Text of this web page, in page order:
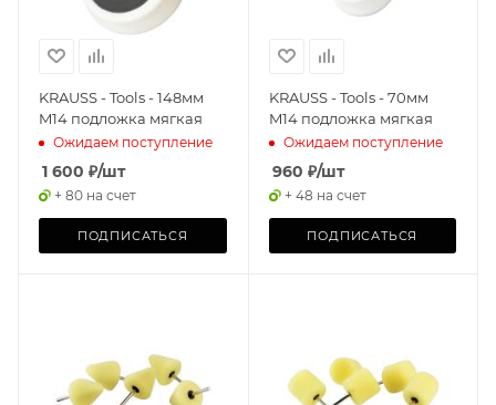
KRAUSS - Tools - 148мм
M14 подложка мягкая
Ожидаем поступление
1 600 ₽/шт
+ 80 на счет
ПОДПИСАТЬСЯ
KRAUSS - Tools - 70мм
M14 подложка мягкая
Ожидаем поступление
960 ₽/шт
+ 48 на счет
ПОДПИСАТЬСЯ